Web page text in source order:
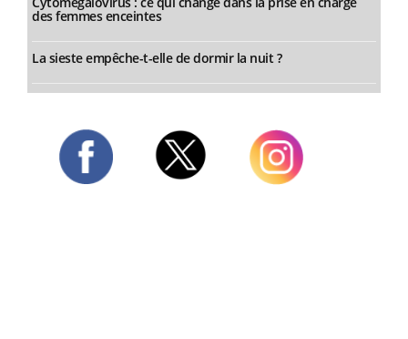
des femmes enceintes
La sieste empêche-t-elle de dormir la nuit ?